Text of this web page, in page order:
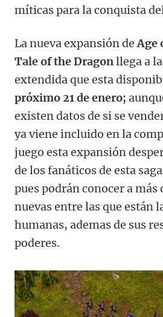
míticas para la conquista
La nueva expansión deAge
Tale of the Dragonllega a
extendida que esta
próximo 21 de enero;
existen datos de si se
ya viene incluido en la
juego esta expansión
de los fanáticos de esta
pues podrán conocer a más
nuevas entre las que están
humanas, ademas de sus
poderes.